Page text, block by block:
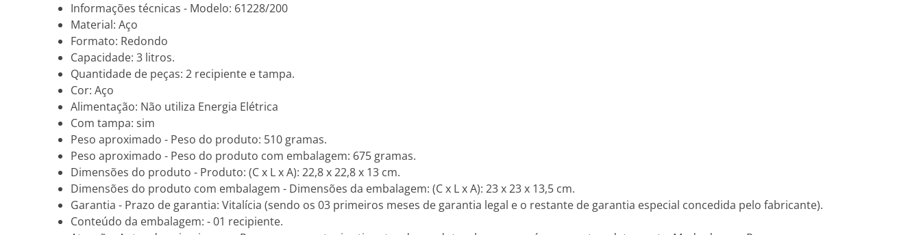
Informações técnicas - Modelo: 61228/200
Material: Aço
Formato: Redondo
Capacidade: 3 litros.
Quantidade de peças: 2 recipiente e tampa.
Cor: Aço
Alimentação: Não utiliza Energia Elétrica
Com tampa: sim
Peso aproximado - Peso do produto: 510 gramas.
Peso aproximado - Peso do produto com embalagem: 675 gramas.
Dimensões do produto - Produto: (C x L x A): 22,8 x 22,8 x 13 cm.
Dimensões do produto com embalagem - Dimensões da embalagem: (C x L x A): 23 x 23 x 13,5 cm.
Garantia - Prazo de garantia: Vitalícia (sendo os 03 primeiros meses de garantia legal e o restante de garantia especial concedida pelo fabricante).
Conteúdo da embalagem: - 01 recipiente.